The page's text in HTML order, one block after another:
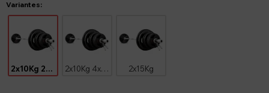
Variantes:
2x10Kg 2x5Kg 2x10Kg 4x2.5Kg 2x15Kg